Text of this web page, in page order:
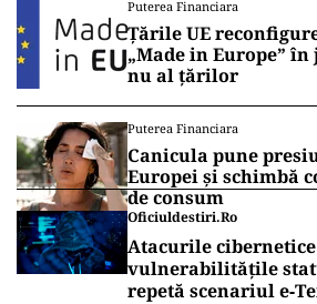
anunță unde s-a
(VIDEO)
Puterea Financiara
Țările UE
„Made in Europe”
nu al țărilor
Puterea Financiara
Canicula pune
Europei și schimbă
de consum
Oficiuldestiri.ro
Atacurile
vulnerabilitățile
repetă scenariul